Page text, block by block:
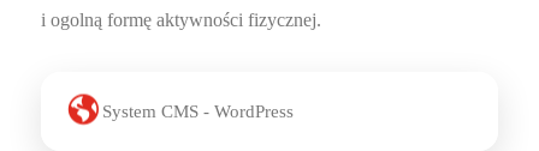
i ogolną formę aktywności fizycznej.
System CMS - WordPress